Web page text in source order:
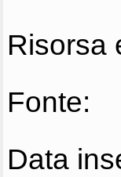
Risorsa
Fonte:
Data